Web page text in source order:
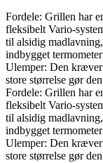
Fordele: Grillen har
fleksibelt Vario-
til alsidig
indbygget
Ulemper: Den kræver
store størrelse gør
Fordele: Grillen har
fleksibelt Vario-
til alsidig
indbygget
Ulemper: Den kræver
store størrelse gør